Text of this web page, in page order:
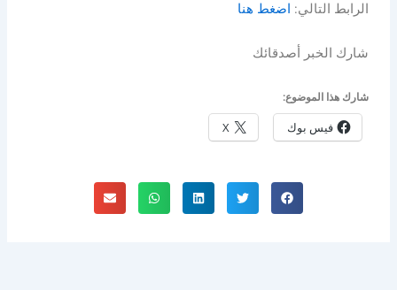
الرابط التالي: اضغط هنا
شارك الخبر أصدقائك
شارك هذا الموضوع:
فيس بوك X